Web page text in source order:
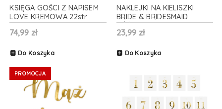
KSIĘGA GOŚCI Z NAPISEM
LOVE KREMOWA 22str
74,99 zł
Do Koszyka
NAKLEJKI NA KIELISZKI
BRIDE & BRIDESMAID
RÓŻOWE ZŁOTO 6szt
23,99 zł
Do Koszyka
PROMOCJA